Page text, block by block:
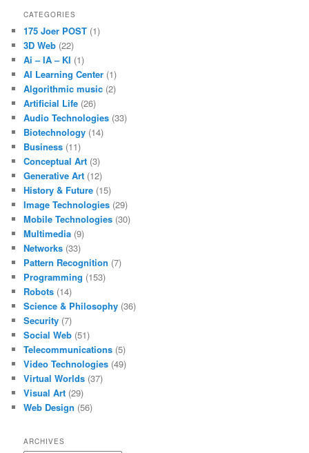
CATEGORIES
175 Joer POST (1)
3D Web (22)
Ai – IA – KI (1)
AI Learning Center (1)
Algorithmic music (2)
Artificial Life (26)
Audio Technologies (33)
Biotechnology (14)
Business (11)
Conceptual Art (3)
Generative Art (12)
History & Future (15)
Image Technologies (29)
Mobile Technologies (30)
Multimedia (9)
Networks (33)
Pattern Recognition (7)
Programming (153)
Robots (14)
Science & Philosophy (36)
Security (7)
Social Web (51)
Telecommunications (5)
Video Technologies (49)
Virtual Worlds (37)
Visual Art (29)
Web Design (56)
ARCHIVES